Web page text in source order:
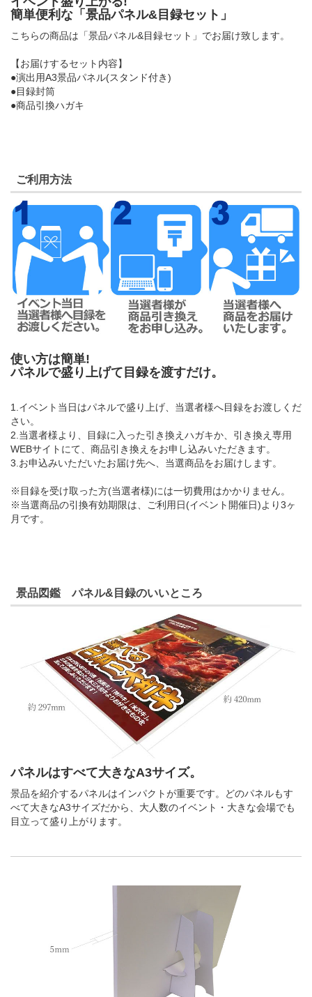
簡単便利な「景品パネル&目録セット」
こちらの商品は「景品パネル&目録セット」でお届け致します。
【お届けするセット内容】
●演出用A3景品パネル(スタンド付き)
●目録封筒
●商品引換ハガキ
ご利用方法
使い方は簡単!
パネルで盛り上げて目録を渡すだけ。
1.イベント当日はパネルで盛り上げ、当選者様へ目録をお渡しくだ
さい。
2.当選者様より、目録に入った引き換えハガキか、引き換え専用
WEBサイトにて、商品引き換えをお申し込みいただきます。
3.お申込みいただいたお届け先へ、当選商品をお届けします。
※目録を受け取った方(当選者様)には一切費用はかかりません。
※当選商品の引換有効期限は、ご利用日(イベント開催日)より3ヶ
月です。
景品図鑑 パネル&目録のいいところ
パネルはすべて大きなA3サイズ。
景品を紹介するパネルはインパクトが重要です。どのパネルもす
べて大きなA3サイズだから、大人数のイベント・大きな会場でも
目立って盛り上がります。